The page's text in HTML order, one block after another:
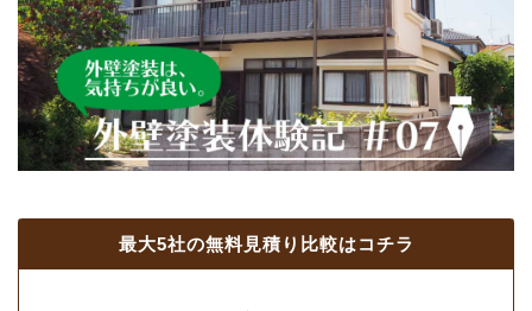
最大5社の無料見積り比較はコチラ